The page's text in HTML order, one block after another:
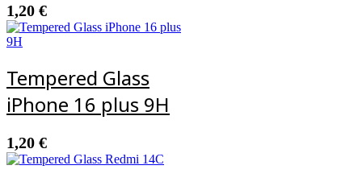
1,20 €
Tempered Glass
iPhone 16 plus 9H
1,20 €